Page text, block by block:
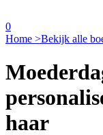
0
Home >Bekijk alle
haar